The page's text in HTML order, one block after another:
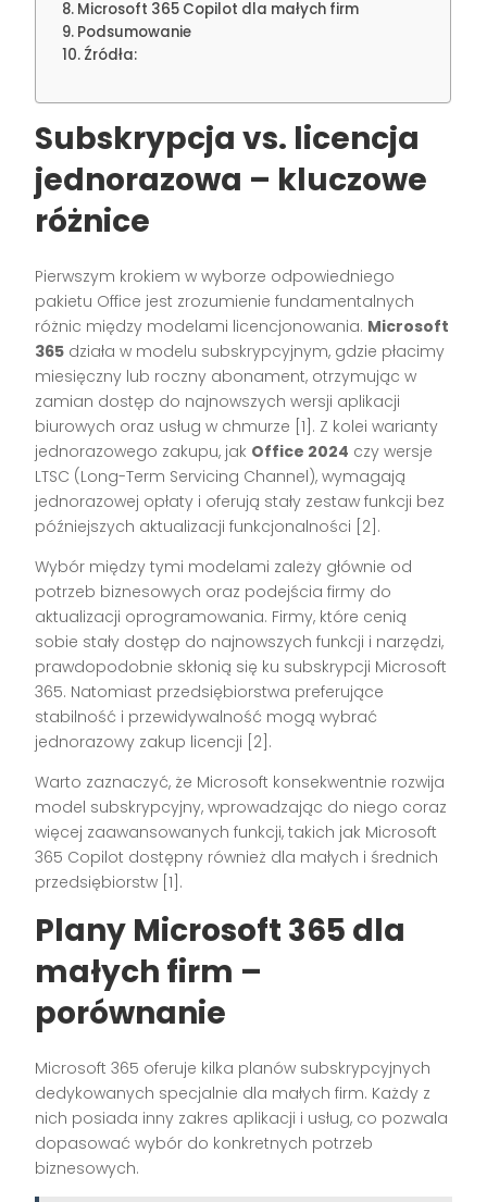
Microsoft 365 Copilot dla małych firm
Podsumowanie
Źródła:
Subskrypcja vs. licencja
jednorazowa – kluczowe
różnice
Pierwszym krokiem w wyborze odpowiedniego
pakietu Office jest zrozumienie fundamentalnych
różnic między modelami licencjonowania. Microsoft
365 działa w modelu subskrypcyjnym, gdzie płacimy
miesięczny lub roczny abonament, otrzymując w
zamian dostęp do najnowszych wersji aplikacji
biurowych oraz usług w chmurze [1]. Z kolei warianty
jednorazowego zakupu, jak Office 2024 czy wersje
LTSC (Long-Term Servicing Channel), wymagają
jednorazowej opłaty i oferują stały zestaw funkcji bez
późniejszych aktualizacji funkcjonalności [2].
Wybór między tymi modelami zależy głównie od
potrzeb biznesowych oraz podejścia firmy do
aktualizacji oprogramowania. Firmy, które cenią
sobie stały dostęp do najnowszych funkcji i narzędzi,
prawdopodobnie skłonią się ku subskrypcji Microsoft
365. Natomiast przedsiębiorstwa preferujące
stabilność i przewidywalność mogą wybrać
jednorazowy zakup licencji [2].
Warto zaznaczyć, że Microsoft konsekwentnie rozwija
model subskrypcyjny, wprowadzając do niego coraz
więcej zaawansowanych funkcji, takich jak Microsoft
365 Copilot dostępny również dla małych i średnich
przedsiębiorstw [1].
Plany Microsoft 365 dla
małych firm –
porównanie
Microsoft 365 oferuje kilka planów subskrypcyjnych
dedykowanych specjalnie dla małych firm. Każdy z
nich posiada inny zakres aplikacji i usług, co pozwala
dopasować wybór do konkretnych potrzeb
biznesowych.